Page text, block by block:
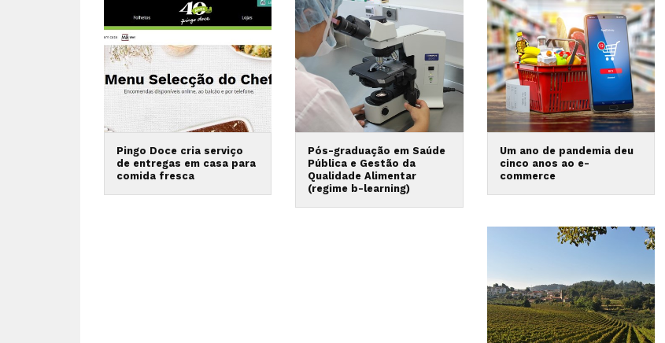
Pingo Doce cria serviço
de entregas em casa para
comida fresca
Pós-graduação em Saúde
Pública e Gestão da
Qualidade Alimentar
(regime b-learning)
Um ano de pandemia deu
cinco anos ao e-
commerce